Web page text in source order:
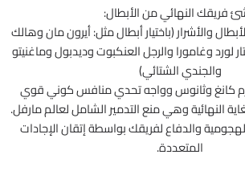
فريقك النهائي من الأبطال:
والأشرار (باختيار أبطال مثل: أيرون مان وهالك
لورد وغامورا والرجل العنكبوت وديدبول وماغنيتو
والجندي الشتائي)
كانغ وثانوس وواجه تحدي منافس كوني قوي
النهائية وهي منع التدمير الشامل لعالم مارفل.
والدفاع لفريقك بواسطة إتقان الإجادات
المتعددة.